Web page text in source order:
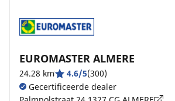
EUROMASTER ALMERE
24.28 km 4.6/5(300)
Gecertificeerde dealer